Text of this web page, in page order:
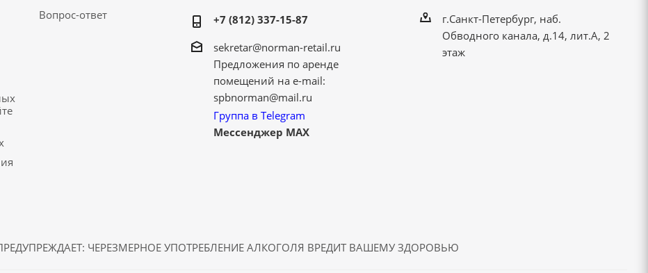
Вопрос-ответ
+7 (812) 337-15-87
sekretar@norman-retail.ru
Предложения по аренде
помещений на e-mail:
spbnorman@mail.ru
Группа в Telegram
Мессенджер MAX
г.Санкт-Петербург, наб.
Обводного канала, д.14, лит.А, 2
этаж
ЧЕРЕЗМЕРНОЕ УПОТРЕБЛЕНИЕ АЛКОГОЛЯ ВРЕДИТ ВАШЕМУ ЗДОРОВЬЮ